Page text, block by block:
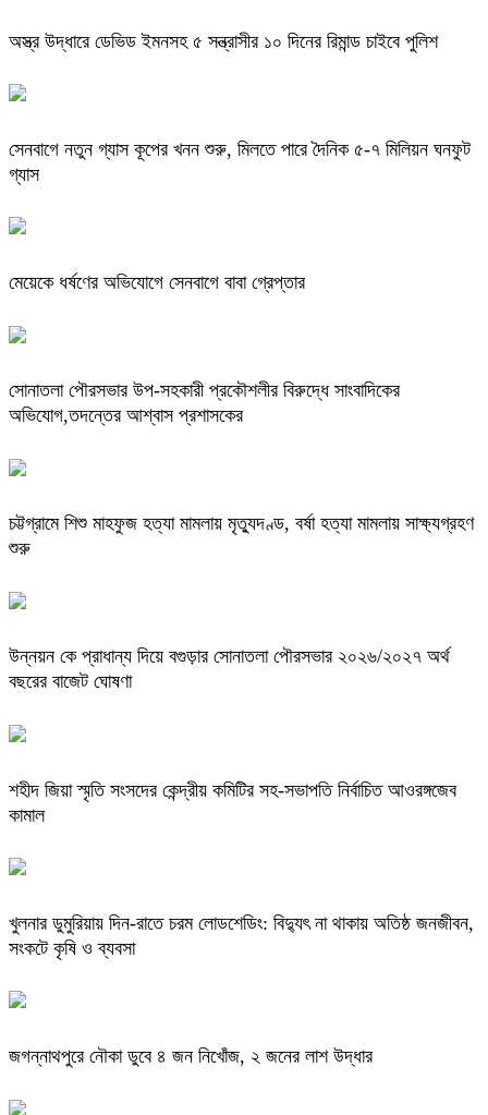
অস্ত্র উদ্ধারে ডেভিড ইমনসহ ৫ সন্ত্রাসীর ১০ দিনের রিমান্ড চাইবে পুলিশ
সেনবাগে নতুন গ্যাস কূপের খনন শুরু, মিলতে পারে দৈনিক ৫-৭ মিলিয়ন ঘনফুট
গ্যাস
মেয়েকে ধর্ষণের অভিযোগে সেনবাগে বাবা গ্রেপ্তার
সোনাতলা পৌরসভার উপ-সহকারী প্রকৌশলীর বিরুদ্ধে সাংবাদিকের
অভিযোগ,তদন্তের আশ্বাস প্রশাসকের
চট্টগ্রামে শিশু মাহফুজ হত্যা মামলায় মৃত্যুদণ্ড, বর্ষা হত্যা মামলায় সাক্ষ্যগ্রহণ
শুরু
উন্নয়ন কে প্রাধান্য দিয়ে বগুড়ার সোনাতলা পৌরসভার ২০২৬/২০২৭ অর্থ
বছরের বাজেট ঘোষণা
শহীদ জিয়া স্মৃতি সংসদের কেন্দ্রীয় কমিটির সহ-সভাপতি নির্বাচিত আওরঙ্গজেব
কামাল
খুলনার ডুমুরিয়ায় দিন-রাতে চরম লোডশেডিং: বিদ্যুৎ না থাকায় অতিষ্ঠ জনজীবন,
সংকটে কৃষি ও ব্যবসা
জগন্নাথপুরে নৌকা ডুবে ৪ জন নিখোঁজ, ২ জনের লাশ উদ্ধার